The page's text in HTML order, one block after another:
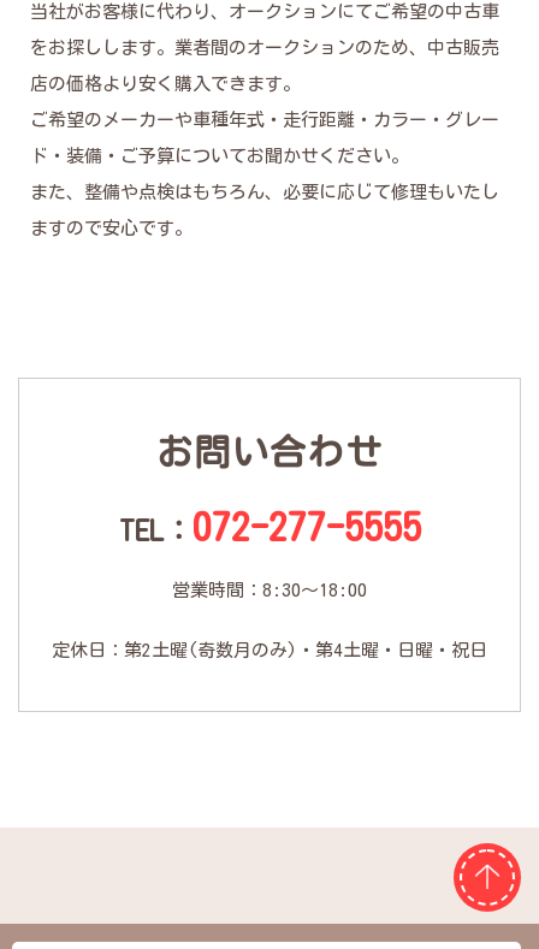
当社がお客様に代わり、オークションにてご希望の中古車
をお探しします。業者間のオークションのため、中古販売
店の価格より安く購入できます。
ご希望のメーカーや車種年式・走行距離・カラー・グレー
ド・装備・ご予算についてお聞かせください。
また、整備や点検はもちろん、必要に応じて修理もいたし
ますので安心です。
お問い合わせ
TEL： 072-277-5555
営業時間：8:30～18:00
定休日：第2土曜(奇数月のみ)・第4土曜・日曜・祝日